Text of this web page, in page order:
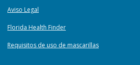
Aviso Legal
Florida Health Finder
Requisitos de uso de mascarillas